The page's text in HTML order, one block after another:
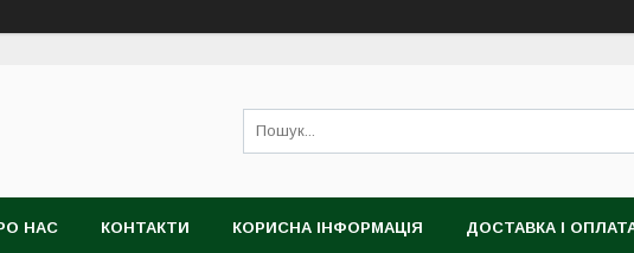
НАС КОНТАКТИ КОРИСНА ІНФОРМАЦІЯ ДОСТАВКА І